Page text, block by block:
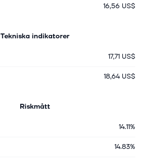
16,56 US$
Tekniska indikatorer
17,71 US$
18,64 US$
Riskmått
14.11%
14.83%